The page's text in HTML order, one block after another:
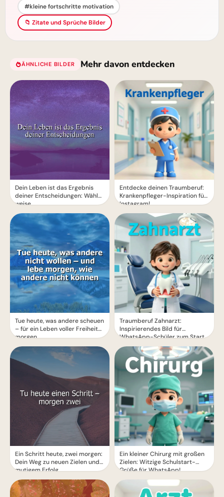
#kleine fortschritte motivation
📁 Zitate und Sprüche Bilder
ÄHNLICHE BILDER Mehr davon entdecken
Dein Leben ist das Ergebnis
deiner Entscheidungen: Wähle
weise.
Tue heute, was andere scheuen
– für ein Leben voller Freiheit
morgen.
Ein Schritt heute, zwei morgen:
Dein Weg zu neuen Zielen und
mutigem Erfolg
Entdecke deinen Traumberuf:
Krankenpfleger-Inspiration für
Instagram!
Traumberuf Zahnarzt:
Inspirierendes Bild für
WhatsApp-Schüler zum Start
Ein kleiner Chirurg mit großen
Zielen: Witzige Schulstart-
Grüße für WhatsApp!